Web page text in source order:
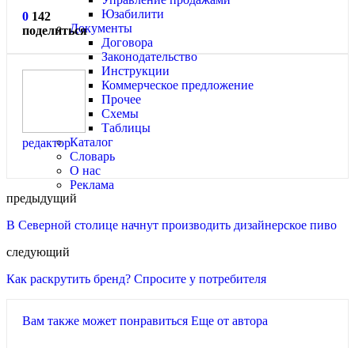
Юзабилити
Документы
Договора
Законодательство
Инструкции
Коммерческое предложение
Прочее
Схемы
Таблицы
Каталог
Словарь
О нас
Реклама
0 142
поделиться
редактор
предыдущий
В Северной столице начнут производить дизайнерское пиво
следующий
Как раскрутить бренд? Спросите у потребителя
Вам также может понравиться Еще от автора